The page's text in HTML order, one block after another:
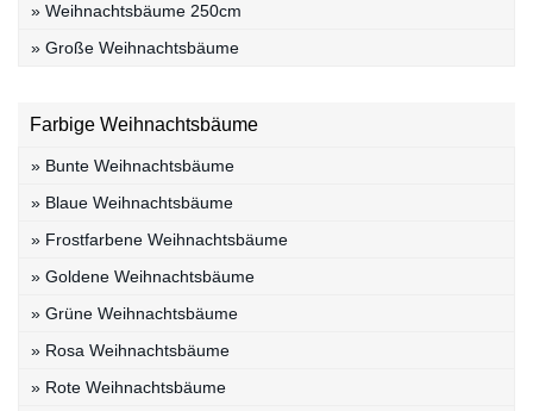
» Weihnachtsbäume 250cm
» Große Weihnachtsbäume
Farbige Weihnachtsbäume
» Bunte Weihnachtsbäume
» Blaue Weihnachtsbäume
» Frostfarbene Weihnachtsbäume
» Goldene Weihnachtsbäume
» Grüne Weihnachtsbäume
» Rosa Weihnachtsbäume
» Rote Weihnachtsbäume